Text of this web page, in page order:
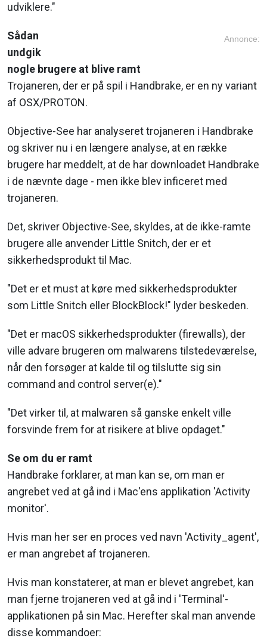
udviklere."
Annonce:
Sådan
undgik
nogle brugere at blive ramt
Trojaneren, der er på spil i Handbrake, er en ny variant
af OSX/PROTON.
Objective-See har analyseret trojaneren i Handbrake
og skriver nu i en længere analyse, at en række
brugere har meddelt, at de har downloadet Handbrake
i de nævnte dage - men ikke blev inficeret med
trojaneren.
Det, skriver Objective-See, skyldes, at de ikke-ramte
brugere alle anvender Little Snitch, der er et
sikkerhedsprodukt til Mac.
"Det er et must at køre med sikkerhedsprodukter
som Little Snitch eller BlockBlock!" lyder beskeden.
"Det er macOS sikkerhedsprodukter (firewalls), der
ville advare brugeren om malwarens tilstedeværelse,
når den forsøger at kalde til og tilslutte sig sin
command and control server(e)."
"Det virker til, at malwaren så ganske enkelt ville
forsvinde frem for at risikere at blive opdaget."
Se om du er ramt
Handbrake forklarer, at man kan se, om man er
angrebet ved at gå ind i Mac'ens applikation 'Activity
monitor'.
Hvis man her ser en proces ved navn 'Activity_agent',
er man angrebet af trojaneren.
Hvis man konstaterer, at man er blevet angrebet, kan
man fjerne trojaneren ved at gå ind i 'Terminal'-
applikationen på sin Mac. Herefter skal man anvende
disse kommandoer: